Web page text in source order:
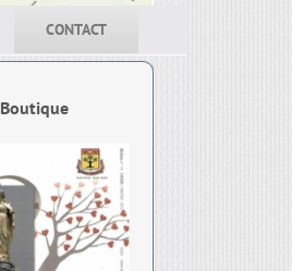
CONTACT
Boutique